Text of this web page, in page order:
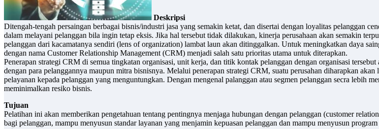
Deskripsi
Ditengah-tengah persaingan berbagai bisnis/industri jasa yang semakin ketat, dan disertai dengan loyalitas pelanggan
dalam melayani pelanggan bila ingin tetap eksis. Jika hal tersebut tidak dilakukan, kinerja perusahaan akan semakin
pelanggan dari kacamatanya sendiri (lens of organization) lambat laun akan ditinggalkan. Untuk meningkatkan daya
dengan nama Customer Relationship Management (CRM) menjadi salah satu prioritas utama untuk diterapkan.
Penerapan strategi CRM di semua tingkatan organisasi, unit kerja, dan titik kontak pelanggan dengan organisasi
dengan para pelanggannya maupun mitra bisnisnya. Melalui penerapan strategi CRM, suatu perusahan diharapkan
pelayanan kepada pelanggan yang menguntungkan. Dengan mengenal palanggan atau segmen pelanggan secra lebih
meminimalkan resiko bisnis.
Tujuan
Pelatihan ini akan memberikan pengetahuan tentang pentingnya menjaga hubungan dengan pelanggan (customer
bagi pelanggan, mampu menyusun standar layanan yang menjamin kepuasan pelanggan dan mampu menyusun